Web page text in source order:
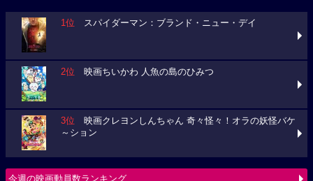
1位 スパイダーマン：ブランド・ニュー・デイ
2位 映画ちいかわ 人魚の島のひみつ
3位 映画クレヨンしんちゃん 奇々怪々！オラの妖怪バケ
～ション
今週の映画動員数ランキング